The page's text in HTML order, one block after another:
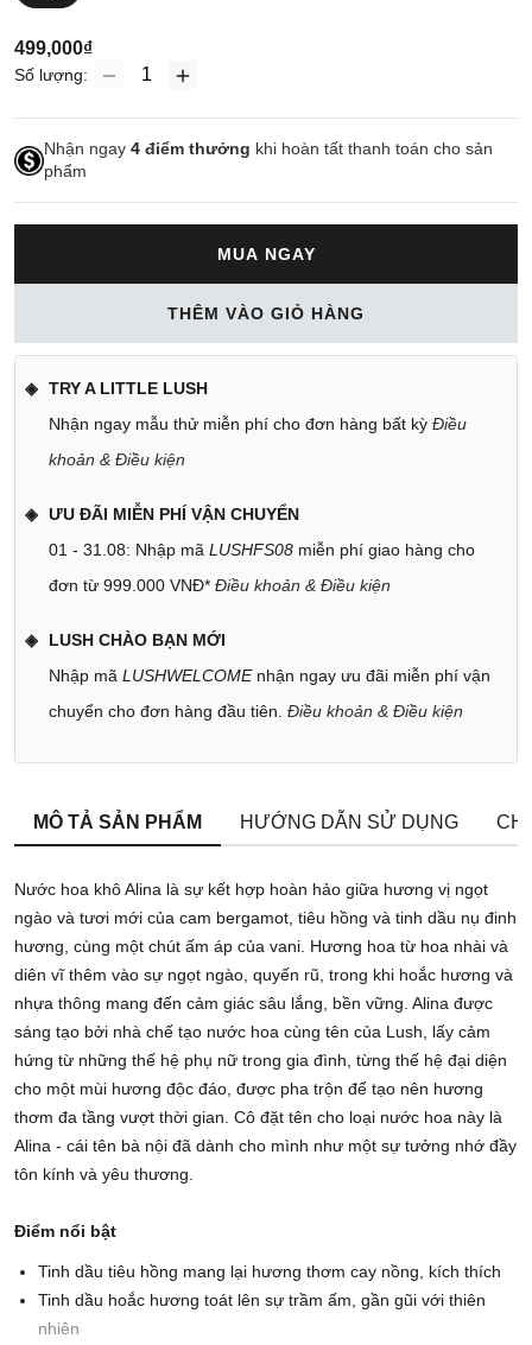
499,000₫
Số lượng:
Nhận ngay 4 điểm thưởng khi hoàn tất thanh toán cho sản
phẩm
MUA NGAY
THÊM VÀO GIỎ HÀNG
TRY A LITTLE LUSH
Nhận ngay mẫu thử miễn phí cho đơn hàng bất kỳ Điều
khoản & Điều kiện
ƯU ĐÃI MIỄN PHÍ VẬN CHUYỂN
01 - 31.08: Nhập mã LUSHFS08 miễn phí giao hàng cho
đơn từ 999.000 VNĐ* Điều khoản & Điều kiện
LUSH CHÀO BẠN MỚI
Nhập mã LUSHWELCOMEnhận ngay ưu đãi miễn phí vận
chuyển cho đơn hàng đầu tiên. Điều khoản & Điều kiện
MÔ TẢ SẢN PHẨM HƯỚNG DẪN SỬ DỤNG
Nước hoa khô Alina là sự kết hợp hoàn hảo giữa hương vị ngọt
ngào và tươi mới của cam bergamot, tiêu hồng và tinh dầu nụ đinh
hương, cùng một chút ấm áp của vani. Hương hoa từ hoa nhài và
diên vĩ thêm vào sự ngọt ngào, quyến rũ, trong khi hoắc hương và
nhựa thông mang đến cảm giác sâu lắng, bền vững. Alina được
sáng tạo bởi nhà chế tạo nước hoa cùng tên của Lush, lấy cảm
hứng từ những thế hệ phụ nữ trong gia đình, từng thế hệ đại diện
cho một mùi hương độc đáo, được pha trộn để tạo nên hương
thơm đa tầng vượt thời gian. Cô đặt tên cho loại nước hoa này là
Alina - cái tên bà nội đã dành cho mình như một sự tưởng nhớ đầy
tôn kính và yêu thương.
Điểm nổi bật
Tinh dầu tiêu hồng mang lại hương thơm cay nồng, kích thích
Tinh dầu hoắc hương toát lên sự trầm ấm, gần gũi với thiên
nhiên